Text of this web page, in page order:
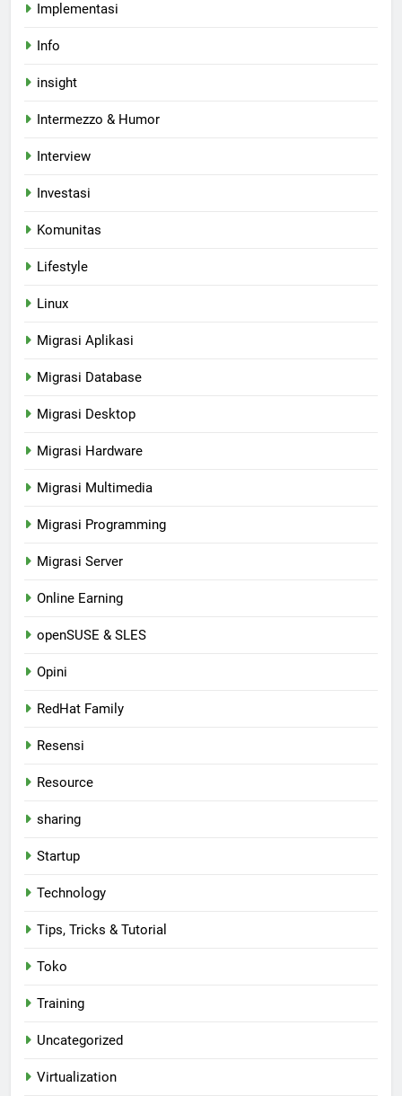
Implementasi
Info
insight
Intermezzo & Humor
Interview
Investasi
Komunitas
Lifestyle
Linux
Migrasi Aplikasi
Migrasi Database
Migrasi Desktop
Migrasi Hardware
Migrasi Multimedia
Migrasi Programming
Migrasi Server
Online Earning
openSUSE & SLES
Opini
RedHat Family
Resensi
Resource
sharing
Startup
Technology
Tips, Tricks & Tutorial
Toko
Training
Uncategorized
Virtualization